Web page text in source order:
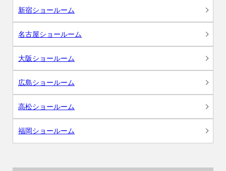
新宿ショールーム
名古屋ショールーム
大阪ショールーム
広島ショールーム
高松ショールーム
福岡ショールーム